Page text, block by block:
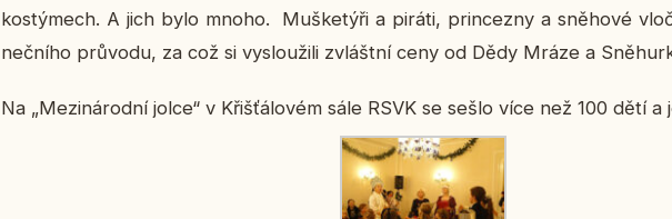
kos­tý­mech. A jich bylo mnoho. Muš­ke­tý­ři a piráti, prin­cez­ny a sně­ho­vé
neč­ní­ho prů­vo­du, za což si vy­slou­ži­li zvlášt­ní ceny od Dědy Mráze a
Na „Me­zi­ná­rod­ní jolce“ v Křiš­ťá­lo­vém sále RSVK se sešlo více než 100 dětí a